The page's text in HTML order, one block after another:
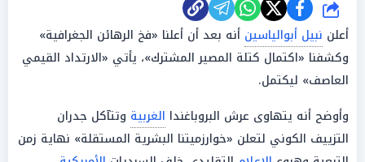
شارك
أعلن نبيل أبوالياسين أنه بعد أن أعلنا «فخ الرهائن الجغرافية»
وكشفنا «اكتمال كتلة المصير المشترك»، يأتي «الارتداد القيمي
العاصف» ليكتمل.
وأوضح أنه يتهاوى عرش البروباغندا الغربية وتتآكل جدران
التزييف الكوني لتعلن «خوارزميتنا البشرية المستقلة» نهاية زمن